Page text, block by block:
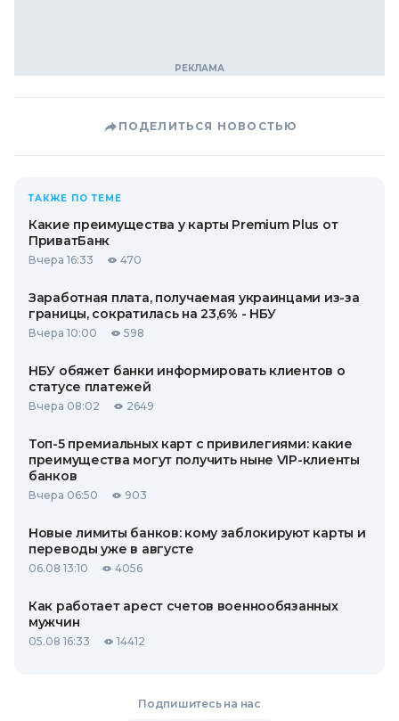
ПОДЕЛИТЬСЯ НОВОСТЬЮ
ТАКЖЕ ПО ТЕМЕ
Какие преимущества у карты Premium Plus от
ПриватБанк
Вчера 16:33 470
Заработная плата, получаемая украинцами из-за
границы, сократилась на 23,6% - НБУ
Вчера 10:00 598
НБУ обяжет банки информировать клиентов о
статусе платежей
Вчера 08:02 2649
Топ-5 премиальных карт с привилегиями: какие
преимущества могут получить ныне VIP-клиенты
банков
Вчера 06:50 903
Новые лимиты банков: кому заблокируют карты и
переводы уже в августе
06.08 13:10 4056
Как работает арест счетов военнообязанных
мужчин
05.08 16:33 14412
Подпишитесь на нас